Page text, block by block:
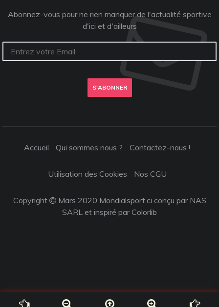
Abonnez-vous pour ne rien manquer de l'actualité sportive
d'ici et d'ailleurs
S'ABONNER
Accueil Qui sommes nous ? Contactez-nous !
Utilisation des Cookies Nos CGU
Copyright
Mars 2020 Mondialsport.ci conçu par NAS
SARL et inspiré parColorlib